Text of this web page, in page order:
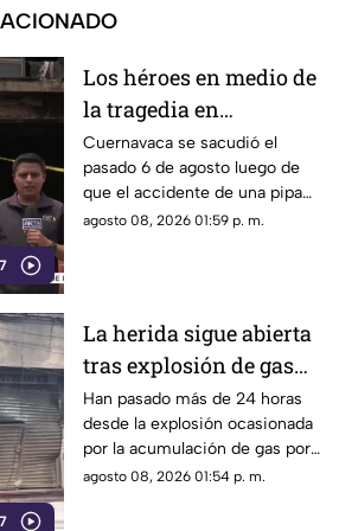
Los héroes en medio de
la tragedia en
Cuernavaca
Cuernavaca se sacudió el
pasado 6 de agosto luego de
que el accidente de una pipa
provocara una explosión en la
agosto 08, 2026 01:59 p. m.
La herida sigue abierta
tras explosión de gas
LP en Cuernavaca
Han pasado más de 24 horas
desde la explosión ocasionada
por la acumulación de gas por
fuga.
agosto 08, 2026 01:54 p. m.